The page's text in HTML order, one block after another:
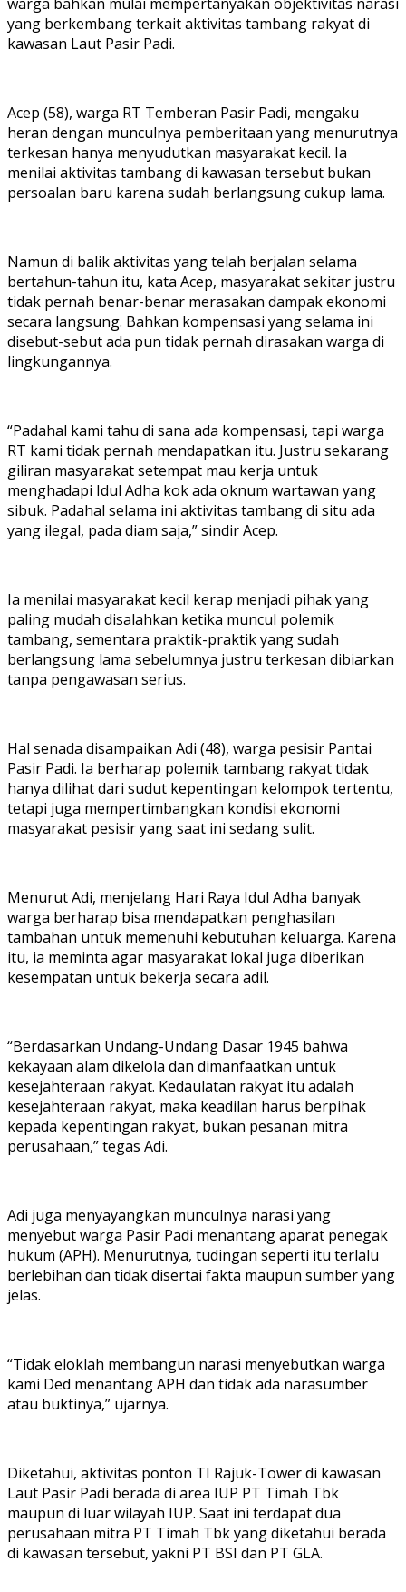
yang berkembang terkait aktivitas tambang rakyat di
kawasan Laut Pasir Padi.
Acep (58), warga RT Temberan Pasir Padi, mengaku
heran dengan munculnya pemberitaan yang menurutnya
terkesan hanya menyudutkan masyarakat kecil. Ia
menilai aktivitas tambang di kawasan tersebut bukan
persoalan baru karena sudah berlangsung cukup lama.
Namun di balik aktivitas yang telah berjalan selama
bertahun-tahun itu, kata Acep, masyarakat sekitar justru
tidak pernah benar-benar merasakan dampak ekonomi
secara langsung. Bahkan kompensasi yang selama ini
disebut-sebut ada pun tidak pernah dirasakan warga di
lingkungannya.
“Padahal kami tahu di sana ada kompensasi, tapi warga
RT kami tidak pernah mendapatkan itu. Justru sekarang
giliran masyarakat setempat mau kerja untuk
menghadapi Idul Adha kok ada oknum wartawan yang
sibuk. Padahal selama ini aktivitas tambang di situ ada
yang ilegal, pada diam saja,” sindir Acep.
Ia menilai masyarakat kecil kerap menjadi pihak yang
paling mudah disalahkan ketika muncul polemik
tambang, sementara praktik-praktik yang sudah
berlangsung lama sebelumnya justru terkesan dibiarkan
tanpa pengawasan serius.
Hal senada disampaikan Adi (48), warga pesisir Pantai
Pasir Padi. Ia berharap polemik tambang rakyat tidak
hanya dilihat dari sudut kepentingan kelompok tertentu,
tetapi juga mempertimbangkan kondisi ekonomi
masyarakat pesisir yang saat ini sedang sulit.
Menurut Adi, menjelang Hari Raya Idul Adha banyak
warga berharap bisa mendapatkan penghasilan
tambahan untuk memenuhi kebutuhan keluarga. Karena
itu, ia meminta agar masyarakat lokal juga diberikan
kesempatan untuk bekerja secara adil.
“Berdasarkan Undang-Undang Dasar 1945 bahwa
kekayaan alam dikelola dan dimanfaatkan untuk
kesejahteraan rakyat. Kedaulatan rakyat itu adalah
kesejahteraan rakyat, maka keadilan harus berpihak
kepada kepentingan rakyat, bukan pesanan mitra
perusahaan,” tegas Adi.
Adi juga menyayangkan munculnya narasi yang
menyebut warga Pasir Padi menantang aparat penegak
hukum (APH). Menurutnya, tudingan seperti itu terlalu
berlebihan dan tidak disertai fakta maupun sumber yang
jelas.
“Tidak eloklah membangun narasi menyebutkan warga
kami Ded menantang APH dan tidak ada narasumber
atau buktinya,” ujarnya.
Diketahui, aktivitas ponton TI Rajuk-Tower di kawasan
Laut Pasir Padi berada di area IUP PT Timah Tbk
maupun di luar wilayah IUP. Saat ini terdapat dua
perusahaan mitra PT Timah Tbk yang diketahui berada
di kawasan tersebut, yakni PT BSI dan PT GLA.